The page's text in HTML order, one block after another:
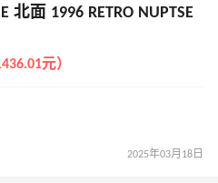
北面 1996 RETRO NUPTSE
元）
2025年03月18日